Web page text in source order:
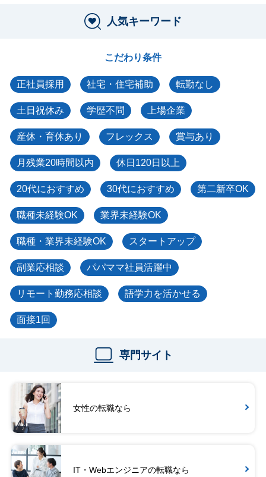
人気キーワード
こだわり条件
正社員採用 社宅・住宅補助 転勤なし
土日祝休み 学歴不問 上場企業
産休・育休あり フレックス 賞与あり
月残業20時間以内 休日120日以上
20代におすすめ 30代におすすめ 第二新卒OK
職種未経験OK 業界未経験OK
職種・業界未経験OK スタートアップ
副業応相談 パパママ社員活躍中
リモート勤務応相談 語学力を活かせる
面接1回
専門サイト
女性の転職なら
IT・Webエンジニアの転職なら